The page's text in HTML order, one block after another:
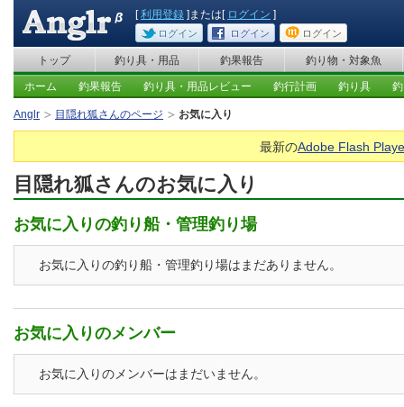
[利用登録 ]または[ ログイン ]
ログイン ログイン ログイン
トップ 釣り具・用品 釣果報告 釣り物・対象魚
ホーム 釣果報告 釣り具・用品レビュー 釣行計画 釣り具
Anglr 目隠れ狐さんのページ お気に入り
最新のAdobe Flash
目隠れ狐さんのお気に入り
お気に入りの釣り船・管理釣り場
お気に入りの釣り船・管理釣り場はまだありません。
お気に入りのメンバー
お気に入りのメンバーはまだいません。